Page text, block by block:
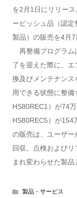
を2月1日にリリー
ービッシュ品（認定
製品）の販売を4月7
再整備プログラム
了を迎えた際に、
換及びメンテナンス
用できる状態に整
HS80REC1）が74
HS80REC5）が154
の販売は、ユーザ
回収。点検および
まれ変わらせた製品
製品・サービス